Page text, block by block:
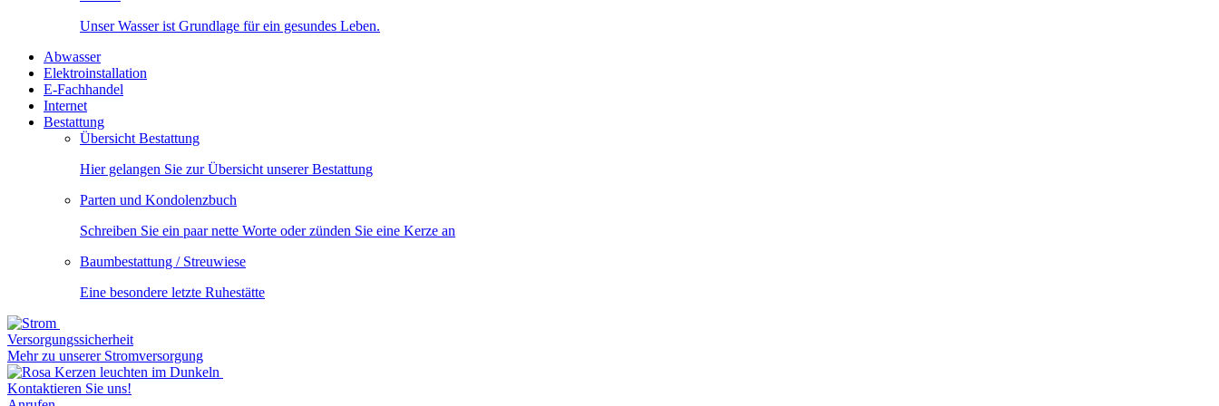
Unser Wasser ist Grundlage für ein gesundes Leben.
Abwasser
Elektroinstallation
E-Fachhandel
Internet
Bestattung
Übersicht Bestattung
Hier gelangen Sie zur Übersicht unserer Bestattung
Parten und Kondolenzbuch
Schreiben Sie ein paar nette Worte oder zünden Sie eine Kerze an
Baumbestattung / Streuwiese
Eine besondere letzte Ruhestätte
Versorgungssicherheit
Mehr zu unserer Stromversorgung
Kontaktieren Sie uns!